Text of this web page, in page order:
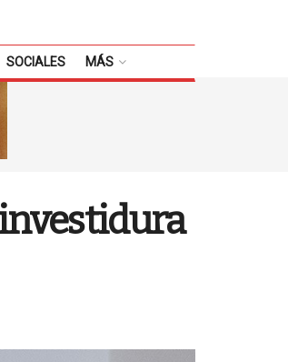
SOCIALES MÁS